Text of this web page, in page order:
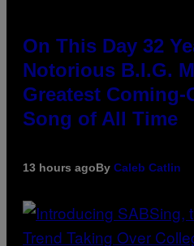
On This Day 32
Notorious B.I.G.
Greatest Coming-
Song of All Time
13 hours agoBy Caleb Catlin